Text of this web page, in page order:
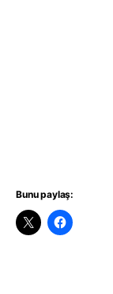
Bunu paylaş: